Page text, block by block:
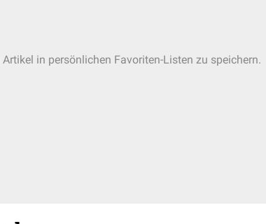
Artikel in persönlichen Favoriten-Listen zu speichern.